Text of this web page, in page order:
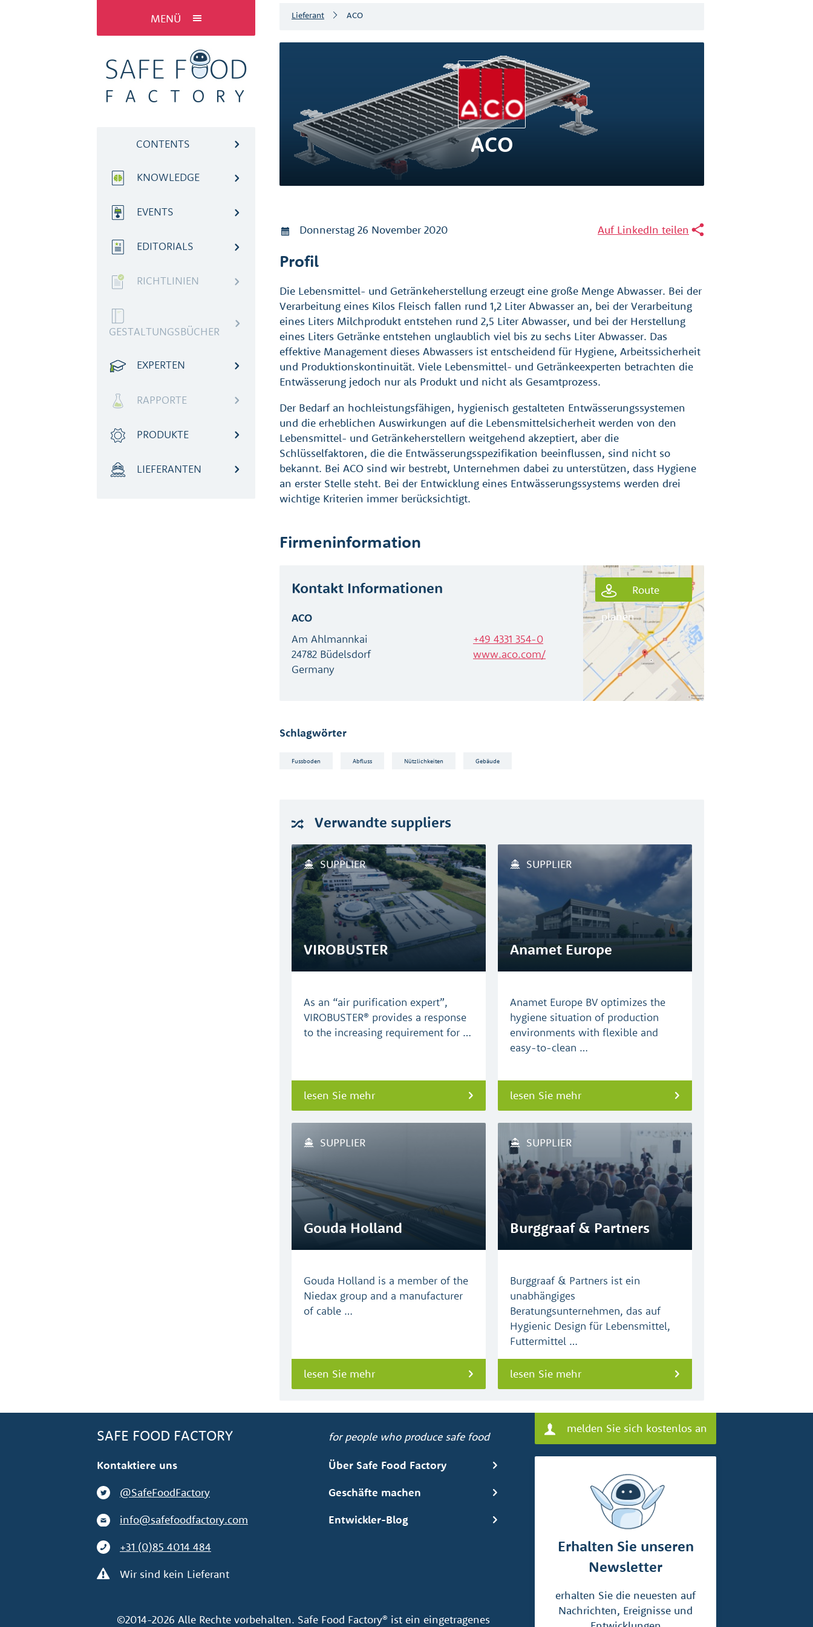
MENÜ
CONTENTS
KNOWLEDGE
EVENTS
EDITORIALS
RICHTLINIEN
GESTALTUNGSBÜCHER
EXPERTEN
RAPPORTE
PRODUKTE
LIEFERANTEN
Lieferant ACO
ACO
Donnerstag 26 November 2020 Auf LinkedIn teilen
Profil
Die Lebensmittel- und Getränkeherstellung erzeugt eine große Menge Abwasser. Bei der
Verarbeitung eines Kilos Fleisch fallen rund 1,2 Liter Abwasser an, bei der Verarbeitung
eines Liters Milchprodukt entstehen rund 2,5 Liter Abwasser, und bei der Herstellung
eines Liters Getränke entstehen unglaublich viel bis zu sechs Liter Abwasser. Das
effektive Management dieses Abwassers ist entscheidend für Hygiene, Arbeitssicherheit
und Produktionskontinuität. Viele Lebensmittel- und Getränkeexperten betrachten die
Entwässerung jedoch nur als Produkt und nicht als Gesamtprozess.
Der Bedarf an hochleistungsfähigen, hygienisch gestalteten Entwässerungssystemen
und die erheblichen Auswirkungen auf die Lebensmittelsicherheit werden von den
Lebensmittel- und Getränkeherstellern weitgehend akzeptiert, aber die
Schlüsselfaktoren, die die Entwässerungsspezifikation beeinflussen, sind nicht so
bekannt. Bei ACO sind wir bestrebt, Unternehmen dabei zu unterstützen, dass Hygiene
an erster Stelle steht. Bei der Entwicklung eines Entwässerungssystems werden drei
wichtige Kriterien immer berücksichtigt.
Firmeninformation
Kontakt Informationen
ACO
Am Ahlmannkai
24782 Büdelsdorf
Germany
+49 4331 354-0
www.aco.com/
Route
planen
Schlagwörter
Fussboden Abfluss Nützlichkeiten Gebäude
Verwandte suppliers
SUPPLIER
VIROBUSTER
As an “air purification expert”,
VIROBUSTER® provides a response
to the increasing requirement for …
lesen Sie mehr
SUPPLIER
Anamet Europe
Anamet Europe BV optimizes the
hygiene situation of production
environments with flexible and
easy-to-clean …
lesen Sie mehr
SUPPLIER
Gouda Holland
Gouda Holland is a member of the
Niedax group and a manufacturer
of cable …
lesen Sie mehr
SUPPLIER
Burggraaf & Partners
Burggraaf & Partners ist ein
unabhängiges
Beratungsunternehmen, das auf
Hygienic Design für Lebensmittel,
Futtermittel …
lesen Sie mehr
SAFE FOOD FACTORY for people who produce safe food
Kontaktiere uns
@SafeFoodFactory
info@safefoodfactory.com
+31 (0)85 4014 484
Wir sind kein Lieferant
Über Safe Food Factory
Geschäfte machen
Entwickler-Blog
©2014-2026 Alle Rechte vorbehalten. Safe Food Factory® ist ein eingetragenes
melden Sie sich kostenlos an
Erhalten Sie unseren
Newsletter
erhalten Sie die neuesten auf
Nachrichten, Ereignisse und